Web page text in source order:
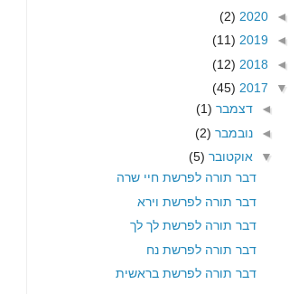
◄
2020
(2)
◄
2019
(11)
◄
2018
(12)
▼
2017
(45)
◄ דצמבר (1)
◄ נובמבר (2)
▼ אוקטובר (5)
דבר תורה לפרשת חיי שרה
דבר תורה לפרשת וירא
דבר תורה לפרשת לך לך
דבר תורה לפרשת נח
דבר תורה לפרשת בראשית